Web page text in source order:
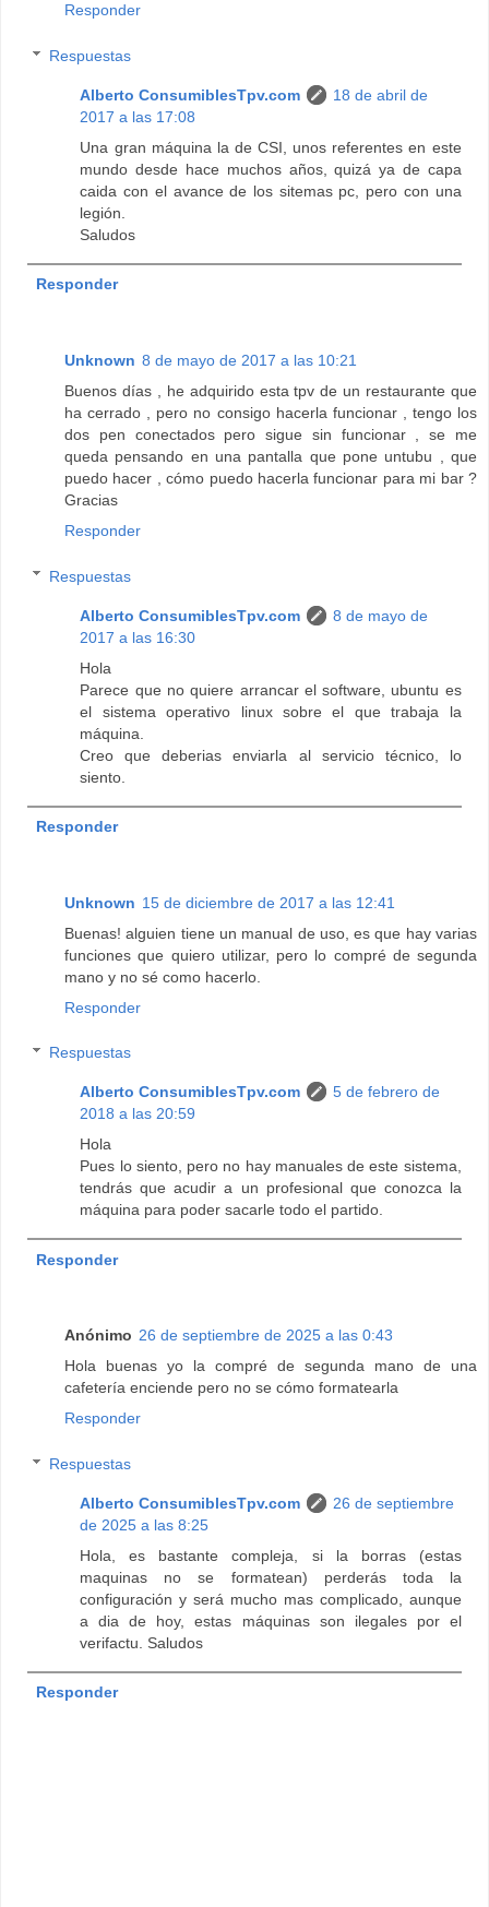
Responder
Respuestas
Alberto ConsumiblesTpv.com
18 de abril de
2017 a las 17:08
Una gran máquina la de CSI, unos referentes en este
mundo desde hace muchos años, quizá ya de capa
caida con el avance de los sitemas pc, pero con una
legión.
Saludos
Responder
Unknown 8 de mayo de 2017 a las 10:21
Buenos días , he adquirido esta tpv de un restaurante que
ha cerrado , pero no consigo hacerla funcionar , tengo los
dos pen conectados pero sigue sin funcionar , se me
queda pensando en una pantalla que pone untubu , que
puedo hacer , cómo puedo hacerla funcionar para mi bar ?
Gracias
Responder
Respuestas
Alberto ConsumiblesTpv.com
8 de mayo de
2017 a las 16:30
Hola
Parece que no quiere arrancar el software, ubuntu es
el sistema operativo linux sobre el que trabaja la
máquina.
Creo que deberias enviarla al servicio técnico, lo
siento.
Responder
Unknown 15 de diciembre de 2017 a las 12:41
Buenas! alguien tiene un manual de uso, es que hay varias
funciones que quiero utilizar, pero lo compré de segunda
mano y no sé como hacerlo.
Responder
Respuestas
Alberto ConsumiblesTpv.com
5 de febrero de
2018 a las 20:59
Hola
Pues lo siento, pero no hay manuales de este sistema,
tendrás que acudir a un profesional que conozca la
máquina para poder sacarle todo el partido.
Responder
Anónimo 26 de septiembre de 2025 a las 0:43
Hola buenas yo la compré de segunda mano de una
cafetería enciende pero no se cómo formatearla
Responder
Respuestas
Alberto ConsumiblesTpv.com
26 de septiembre
de 2025 a las 8:25
Hola, es bastante compleja, si la borras (estas
maquinas no se formatean) perderás toda la
configuración y será mucho mas complicado, aunque
a dia de hoy, estas máquinas son ilegales por el
verifactu. Saludos
Responder